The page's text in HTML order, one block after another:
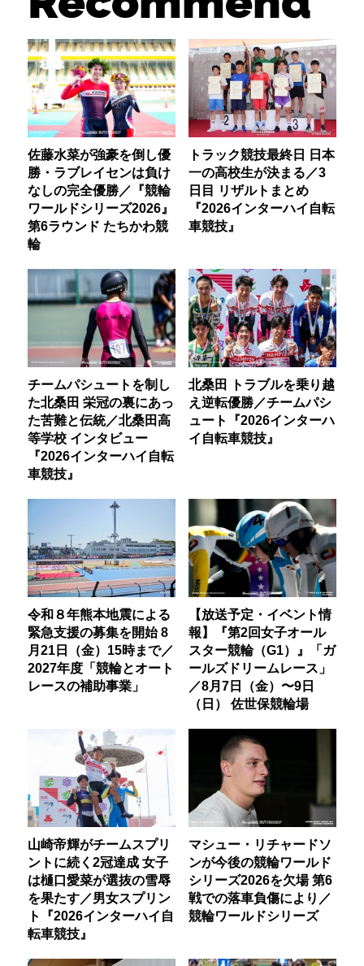
佐藤水菜が強豪を倒し優
勝・ラブレイセンは負け
なしの完全優勝／『競輪
ワールドシリーズ2026』
第6ラウンド たちかわ競
輪
トラック競技最終日 日本
一の高校生が決まる／3
日目 リザルトまとめ
『2026インターハイ自転
車競技』
チームパシュートを制し
た北桑田 栄冠の裏にあっ
た苦難と伝統／北桑田高
等学校 インタビュー
『2026インターハイ自転
車競技』
北桑田 トラブルを乗り越
え逆転優勝／チームパシ
ュート『2026インターハ
イ自転車競技』
令和８年熊本地震による
緊急支援の募集を開始 8
月21日（金）15時まで／
2027年度「競輪とオート
レースの補助事業」
【放送予定・イベント情
報】『第2回女子オール
スター競輪（G1）』「ガ
ールズドリームレース」
／8月7日（金）〜9日
（日） 佐世保競輪場
山崎帝輝がチームスプリ
ントに続く2冠達成 女子
は樋口愛菜が選抜の雪辱
を果たす／男女スプリン
ト『2026インターハイ自
転車競技』
マシュー・リチャードソ
ンが今後の競輪ワールド
シリーズ2026を欠場 第6
戦での落車負傷により／
競輪ワールドシリーズ